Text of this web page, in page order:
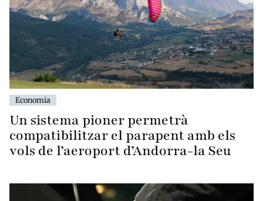
Economia
Un sistema pioner permetrà
compatibilitzar el parapent amb els
vols de l’aeroport d’Andorra-la Seu